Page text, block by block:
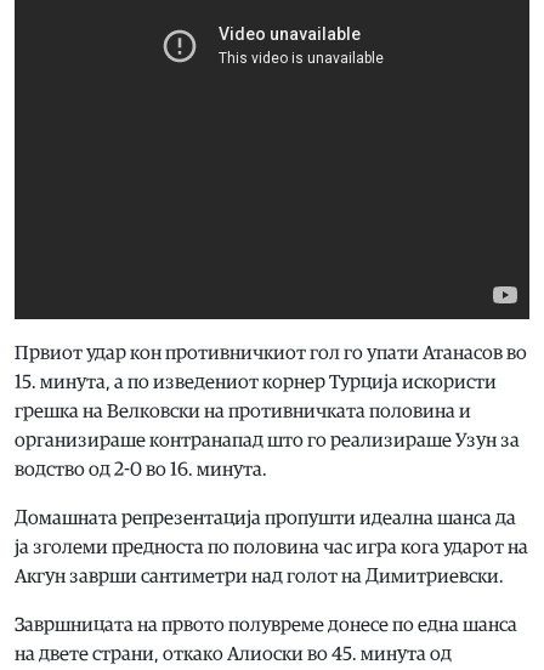
Првиот удар кон противничкиот гол го упати Атанасов во
15. минута, а по изведениот корнер Турција искористи
грешка на Велковски на противничката половина и
организираше контранапад што го реализираше Узун за
водство од 2-0 во 16. минута.
Домашната репрезентација пропушти идеална шанса да
ја зголеми предноста по половина час игра кога ударот на
Акгун заврши сантиметри над голот на Димитриевски.
Завршницата на првото полувреме донесе по една шанса
на двете страни, откако Алиоски во 45. минута од